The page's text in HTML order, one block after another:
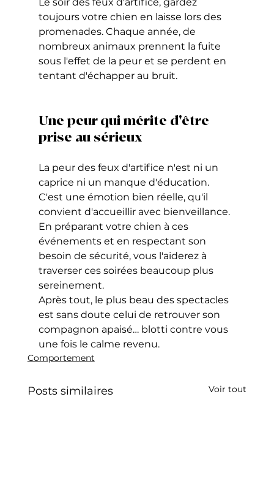
Le soir des feux d'artifice, gardez
toujours votre chien en laisse lors des
promenades. Chaque année, de
nombreux animaux prennent la fuite
sous l'effet de la peur et se perdent en
tentant d'échapper au bruit.
Une peur qui mérite d'être
prise au sérieux
La peur des feux d'artifice n'est ni un
caprice ni un manque d'éducation.
C'est une émotion bien réelle, qu'il
convient d'accueillir avec bienveillance.
En préparant votre chien à ces
événements et en respectant son
besoin de sécurité, vous l'aiderez à
traverser ces soirées beaucoup plus
sereinement.
Après tout, le plus beau des spectacles
est sans doute celui de retrouver son
compagnon apaisé… blotti contre vous
une fois le calme revenu.
Comportement
Posts similaires Voir tout